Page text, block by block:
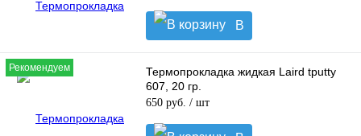
В
корзину
Рекомендуем
Термопрокладка жидкая Laird tputty
607, 20 гр.
650 руб. / шт